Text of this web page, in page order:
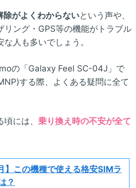
除がよくわからないという声や、
リング・GPS等の機能がトラブル
人も多いでしょう。
の「Galaxy Feel SC-04J」で
する際、よくある疑問に全て
には、 乗り換え時の不安が全て
この機種で使える格安SIMラ
？